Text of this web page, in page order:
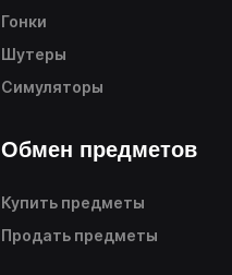
Гонки
Шутеры
Симуляторы
Обмен предметов
Купить предметы
Продать предметы